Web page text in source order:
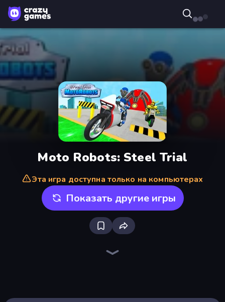
Moto Robots: Steel Trial
Эта игра доступна только на компьютерах
Показать другие игры